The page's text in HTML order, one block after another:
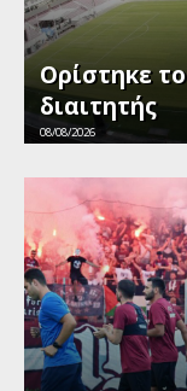
Ορίστηκε
διαιτητής
08/08/2026